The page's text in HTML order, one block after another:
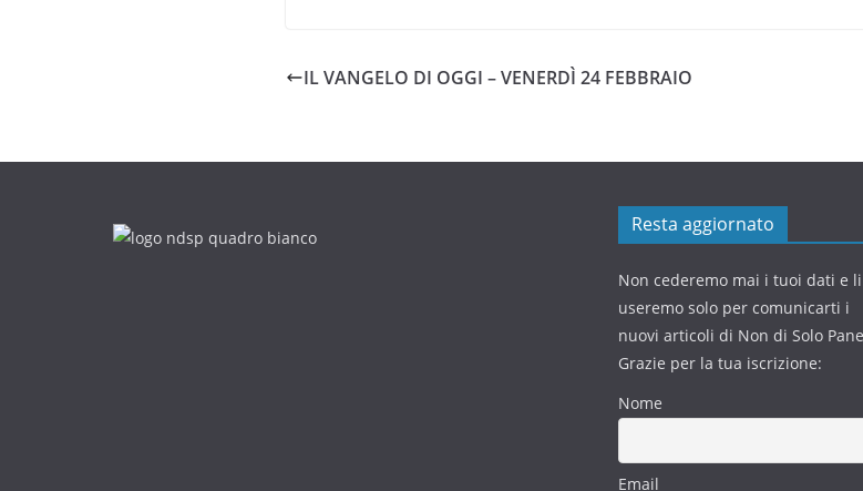
IL VANGELO DI OGGI – VENERDÌ 24 FEBBRAIO
Resta aggiornato
Non cederemo mai i tuoi dati e li
useremo solo per comunicarti i
nuovi articoli di Non di Solo
Grazie per la tua iscrizione:
Nome
Email